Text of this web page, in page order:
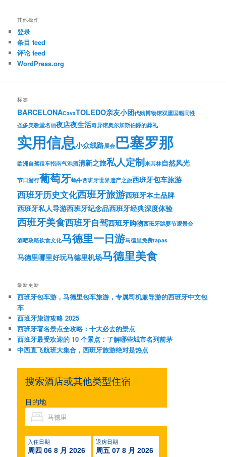
其他操作
登录
条目 feed
评论 feed
WordPress.org
标签
BARCELONACavaTOLEDO亲友小团代购博物馆双重国籍同性
圣多美教堂名画夜店夜生活奇异馆奥尔加斯伯爵的葬礼
实用信息小众线路展会巴塞罗那
欧洲自驾租车指南气泡酒清新之旅私人定制米其林自然风光
节日游行葡萄牙蜗牛西班牙世界遗产之旅西班牙包车旅游
西班牙历史文化西班牙旅游西班牙本土品牌
西班牙私人导游西班牙纪念品西班牙经典深度体验
西班牙美食西班牙自驾西班牙购物西班牙跳婴节观景台
酒吧攻略饮食文化马德里一日游马德里免费tapas
马德里哪里好玩马德里机场马德里美食
最新更新
西班牙包车游，马德里包车旅游，专属司机兼导游的西班牙中文包
车
西班牙旅游攻略 2025
西班牙著名景点全攻略：十大必去的景点
西班牙最受欢迎的 10 个景点：了解哪些城市名列前茅
中西直飞航班大集合，西班牙旅游绝对是热点
搜索酒店或其他类型住宿
目的地
入住日期
周四 06 8 月 2026
退房日期
周五 07 8 月 2026